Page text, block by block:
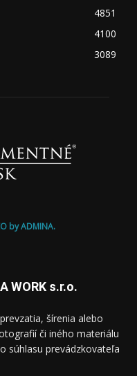
4851
4100
3089
by ADMINA.
WORK s.r.o.
šírenia alebo
či iného materiálu
súhlasu prevádzkovateľa